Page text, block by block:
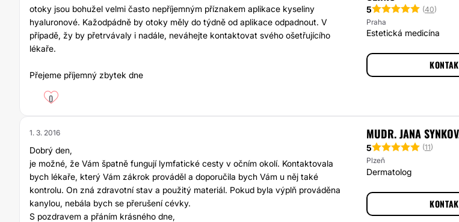
otoky jsou bohužel velmi často nepříjemným příznakem aplikace kyseliny
hyaluronové. Kažodpádně by otoky měly do týdně od aplikace odpadnout. V
případě, žy by přetrvávaly i nadále, neváhejte kontaktovat svého ošetřujícího
lékaře.
Přejeme příjemný zbytek dne
0
5 (40)
Praha
Estetická medicína
1. 3. 2016
Dobrý den,
je možné, že Vám špatně fungují lymfatické cesty v očním okolí. Kontaktovala
bych lékaře, který Vám zákrok prováděl a doporučila bych Vám u něj také
kontrolu. On zná zdravotní stav a použitý materiál. Pokud byla výplň prováděna
kanylou, nebála bych se přerušení cévky.
S pozdravem a přáním krásného dne,
MUDR. JANA
5 (11)
Plzeň
Dermatolog